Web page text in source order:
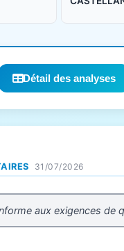
Détail des analyses
31/07/2026
aux exigences de